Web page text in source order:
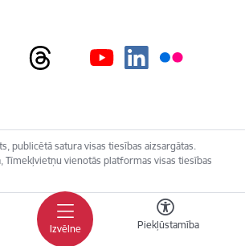
Izvēlne Piekļūstamība
publicētā satura visas tiesības aizsargātas.
Tīmekļvietņu vienotās platformas visas tiesības